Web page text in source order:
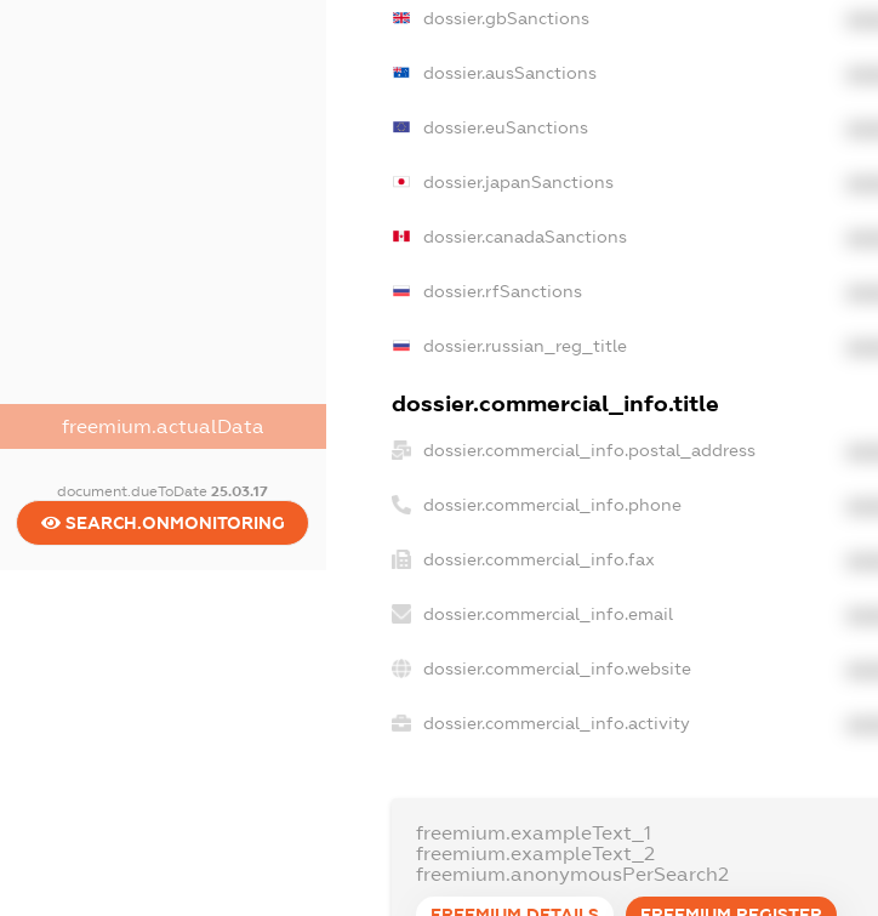
freemium.actualData
document.dueToDate25.03.17
SEARCH.ONMONITORING
dossier.gbSanctions
dossier.ausSanctions
dossier.euSanctions
dossier.japanSanctions
dossier.canadaSanctions
dossier.rfSanctions
dossier.russian_reg_title
dossier.commercial_info.title
dossier.commercial_info.postal_address
dossier.commercial_info.phone
dossier.commercial_info.fax
dossier.commercial_info.email
dossier.commercial_info.website
dossier.commercial_info.activity
freemium.exampleText_1
freemium.exampleText_2
freemium.anonymousPerSearch2